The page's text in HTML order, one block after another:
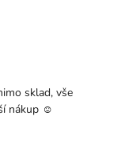
sklad, vše
nákup ☺️